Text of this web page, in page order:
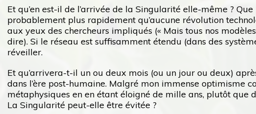
Et qu’en est-il de l’arrivée de la Singularité elle-même ?
probablement plus rapidement qu’aucune révolution
aux yeux des chercheurs impliqués (« Mais tous nos
dire). Si le réseau est suffisamment étendu (dans des
réveiller.
Et qu’arrivera-t-il un ou deux mois (ou un jour ou deux)
dans l’ère post-humaine. Malgré mon immense optimisme
métaphysiques en en étant éloigné de mille ans, plutôt que
La Singularité peut-elle être évitée ?